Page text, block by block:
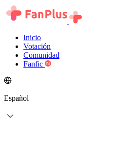
Inicio
Votación
Comunidad
Fanfic
Español